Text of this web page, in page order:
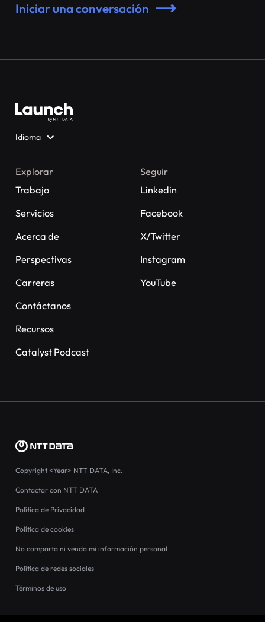
Iniciar una conversación
Idioma
Explorar
Trabajo
Servicios
Acerca de
Perspectivas
Carreras
Contáctanos
Recursos
Catalyst Podcast
Seguir
Linkedin
Facebook
X/Twitter
Instagram
YouTube
Copyright <Year> NTT DATA, Inc.
Contactar con NTT DATA
Política de Privacidad
Política de cookies
No comparta ni venda mi información personal
Política de redes sociales
Términos de uso